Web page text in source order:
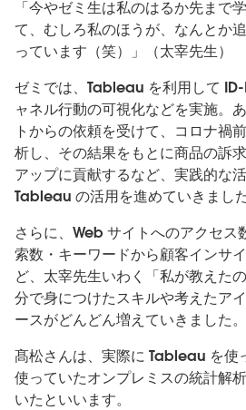
「今やゼミ生は私のはるか先まで
て、むしろ私のほうが、なんとか
っています（笑）」（太宰先生）
ゼミでは、Tableau を利用して
ャネル行動の可視化などを実施。
トからの依頼を受けて、コロナ禍
析し、その結果をもとに商品の訴
アップに貢献するなど、実践的な
Tableau の活用を進めていきました
さらに、Web サイトへのアクセス
索数・キーワードから顧客インサ
ど、太宰先生いわく「私が教えた
分で身につけたスキルや考えたア
ースがどんどん増えていきました。
髙松さんは、実際に Tableau を使
使っていたオンプレミスの統計解
いたといいます。